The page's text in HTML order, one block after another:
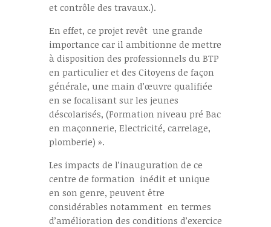
et contrôle des travaux.).
En effet, ce projet revêt une grande
importance car il ambitionne de mettre
à disposition des professionnels du BTP
en particulier et des Citoyens de façon
générale, une main d’œuvre qualifiée
en se focalisant sur les jeunes
déscolarisés, (Formation niveau pré Bac
en maçonnerie, Electricité, carrelage,
plomberie) ».
Les impacts de l’inauguration de ce
centre de formation inédit et unique
en son genre, peuvent être
considérables notamment en termes
d’amélioration des conditions d’exercice